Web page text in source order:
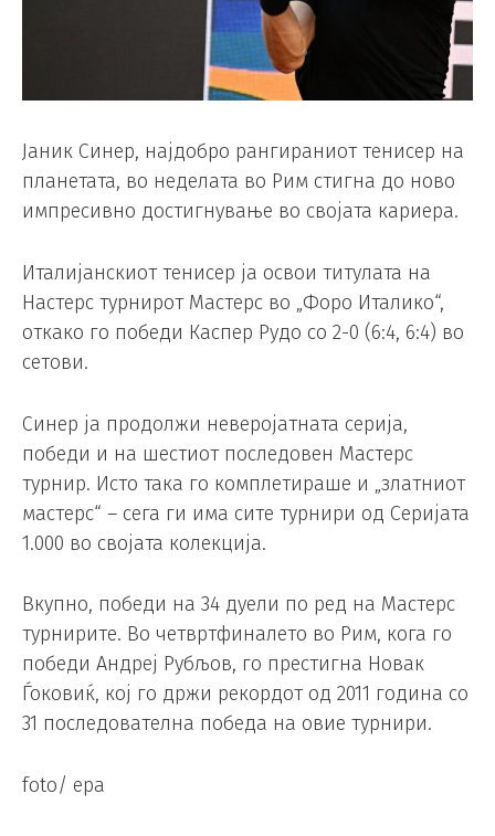
Јаник Синер, најдобро рангираниот тенисер на
планетата, во неделата во Рим стигна до ново
импресивно достигнување во својата кариера.
Италијанскиот тенисер ја освои титулата на
Настерс турнирот Мастерс во „Форо Италико“,
откако го победи Каспер Рудо со 2-0 (6:4, 6:4) во
сетови.
Синер ја продолжи неверојатната серија,
победи и на шестиот последовен Мастерс
турнир. Исто така го комплетираше и „златниот
мастерс“ – сега ги има сите турнири од Серијата
1.000 во својата колекција.
Вкупно, победи на 34 дуели по ред на Мастерс
турнирите. Во четвртфиналето во Рим, кога го
победи Андреј Рубљов, го престигна Новак
Ѓоковиќ, кој го држи рекордот од 2011 година со
31 последователна победа на овие турнири.
foto/ epa